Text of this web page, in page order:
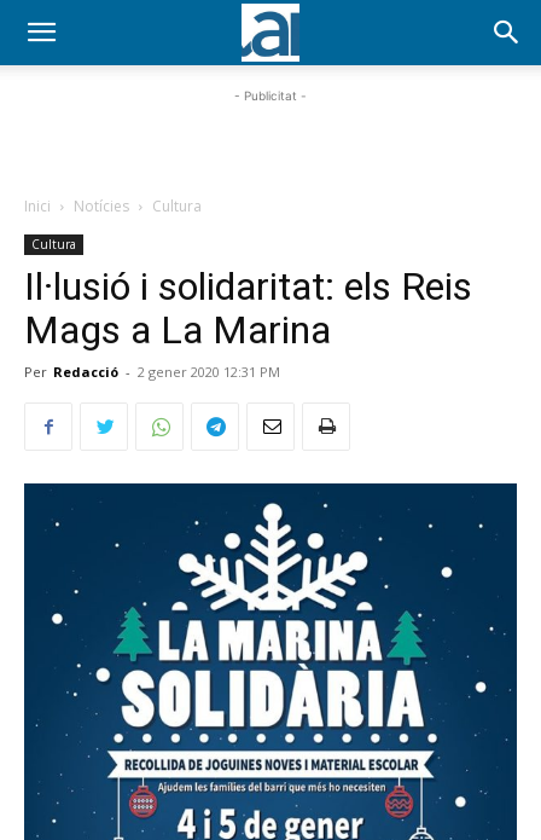
- Publicitat -
Inici Notícies Cultura
Cultura
Il·lusió i solidaritat: els Reis
Mags a La Marina
Per Redacció - 2 gener 2020 12:31 PM